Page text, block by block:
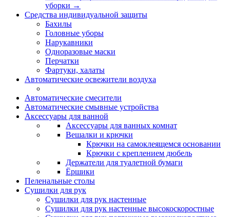
уборки →
Средства индивидуальной защиты
Бахилы
Головные уборы
Нарукавники
Одноразовые маски
Перчатки
Фартуки, халаты
Автоматические освежители воздуха
Автоматические смесители
Автоматические смывные устройства
Аксессуары для ванной
Аксессуары для ванных комнат
Вешалки и крючки
Крючки на самоклеящемся основании
Крючки с креплением дюбель
Держатели для туалетной бумаги
Ёршики
Пеленальные столы
Сушилки для рук
Сушилки для рук настенные
Сушилки для рук настенные высокоскоростные